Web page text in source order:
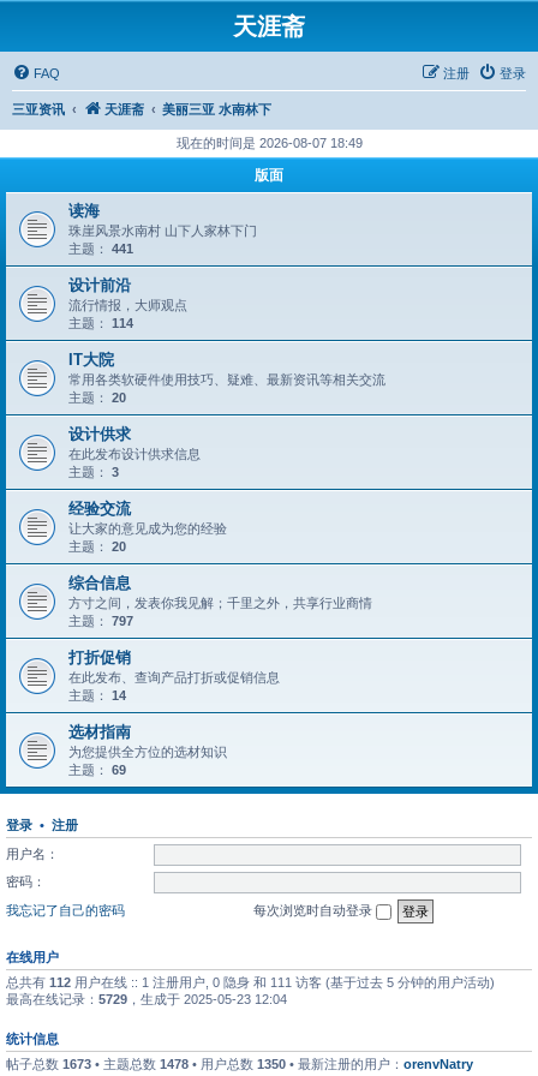
天涯斋
FAQ 登录
注册
三亚资讯 天涯斋 美丽三亚 水南林下
现在的时间是 2026-08-07 18:49
版面
读海
珠崖风景水南村 山下人家林下门
主题： 441
设计前沿
流行情报，大师观点
主题： 114
IT大院
常用各类软硬件使用技巧、疑难、最新资讯等相关交流
主题： 20
设计供求
在此发布设计供求信息
主题： 3
经验交流
让大家的意见成为您的经验
主题： 20
综合信息
方寸之间，发表你我见解；千里之外，共享行业商情
主题： 797
打折促销
在此发布、查询产品打折或促销信息
主题： 14
选材指南
为您提供全方位的选材知识
主题： 69
登录 • 注册
用户名：
密码：
我忘记了自己的密码
每次浏览时自动登录
在线用户
总共有 112 用户在线 :: 1 注册用户, 0 隐身 和 111 访客 (基于过去 5 分钟的用户活动)
最高在线记录： 5729 ，生成于 2025-05-23 12:04
统计信息
帖子总数 1673 • 主题总数 1478 • 用户总数 1350 • 最新注册的用户： orenvNatry